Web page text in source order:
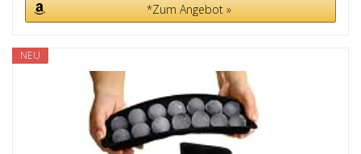
*Zum Angebot »
NEU